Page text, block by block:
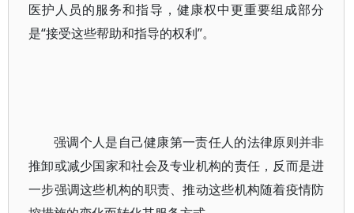
医护人员的服务和指导，健康权中更重要组成部分
是“接受这些帮助和指导的权利”。
强调个人是自己健康第一责任人的法律原则并非
推卸或减少国家和社会及专业机构的责任，反而是进
一步强调这些机构的职责、推动这些机构随着疫情防